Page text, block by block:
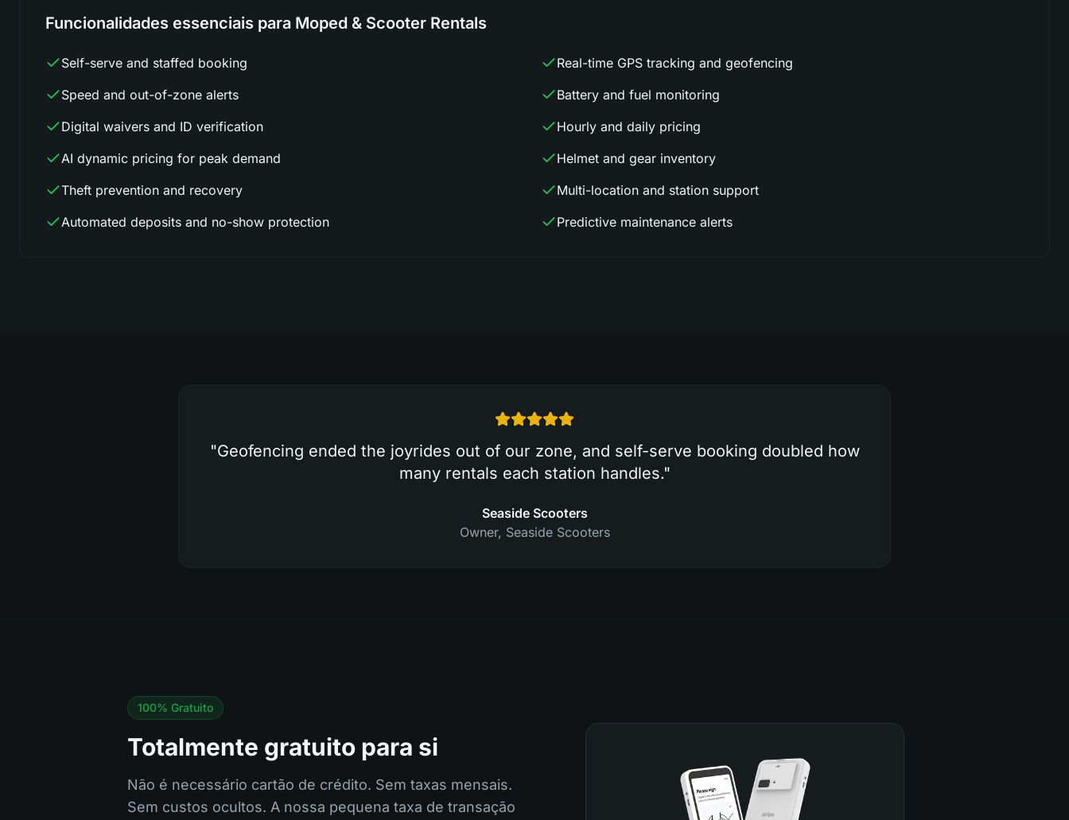
Funcionalidades essenciais para Moped & Scooter Rentals
Self-serve and staffed booking
Real-time GPS tracking and geofencing
Speed and out-of-zone alerts
Battery and fuel monitoring
Digital waivers and ID verification
Hourly and daily pricing
AI dynamic pricing for peak demand
Helmet and gear inventory
Theft prevention and recovery
Multi-location and station support
Automated deposits and no-show protection
Predictive maintenance alerts
"Geofencing ended the joyrides out of our zone, and self-serve booking doubled how
many rentals each station handles."
Seaside Scooters
Owner, Seaside Scooters
100% Gratuito
Totalmente gratuito para si
Não é necessário cartão de crédito. Sem taxas mensais.
Sem custos ocultos. A nossa pequena taxa de transação